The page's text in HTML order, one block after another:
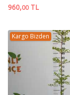
960,00TL
Kargo Bizden